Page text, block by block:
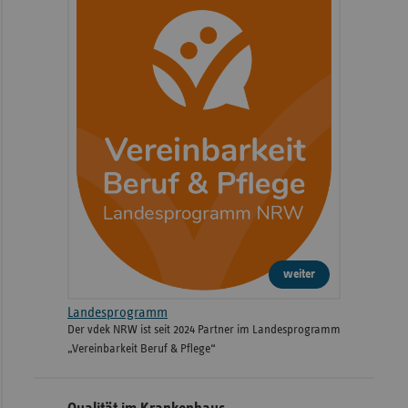
weiter
Landesprogramm
Der vdek NRW ist seit 2024 Partner im Landesprogramm
„Vereinbarkeit Beruf & Pflege“